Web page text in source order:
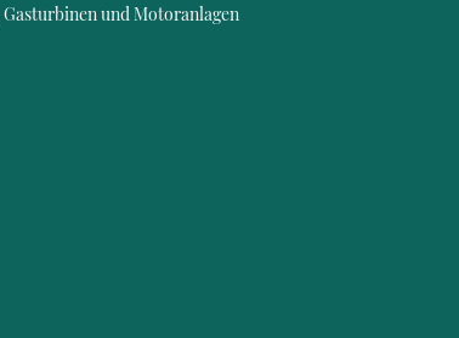
Gasturbinen und Motoranlagen